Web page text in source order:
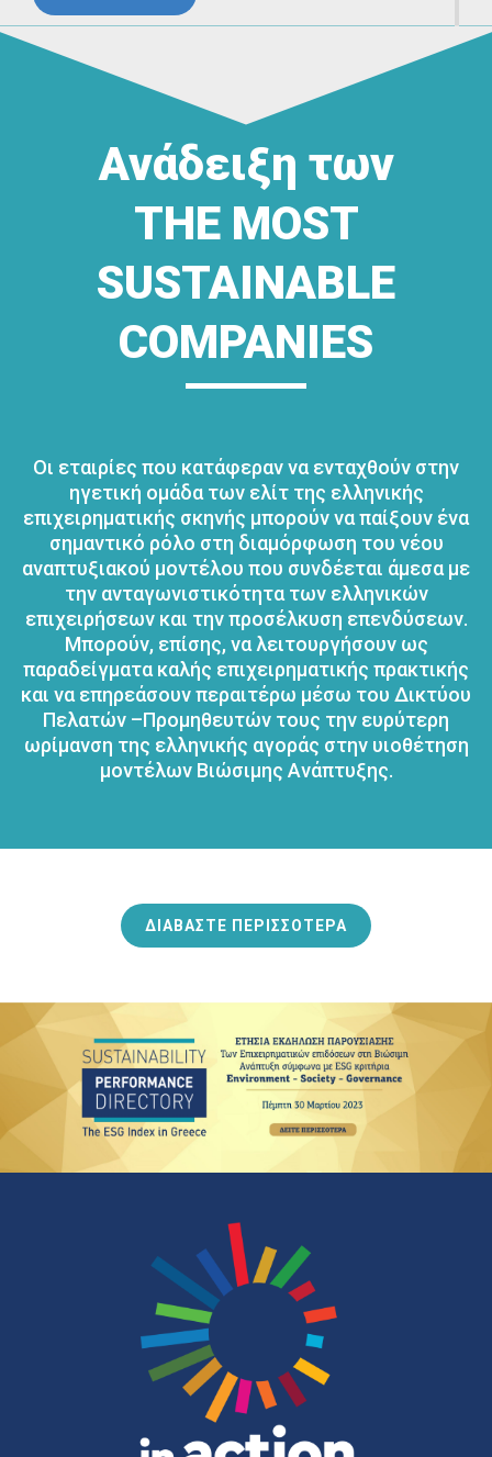
Ανάδειξη των
THE MOST
SUSTAINABLE
COMPANIES
Οι εταιρίες που κατάφεραν να ενταχθούν στην
ηγετική ομάδα των ελίτ της ελληνικής
επιχειρηματικής σκηνής μπορούν να παίξουν ένα
σημαντικό ρόλο στη διαμόρφωση του νέου
αναπτυξιακού μοντέλου που συνδέεται άμεσα με
την ανταγωνιστικότητα των ελληνικών
επιχειρήσεων και την προσέλκυση επενδύσεων.
Μπορούν, επίσης, να λειτουργήσουν ως
παραδείγματα καλής επιχειρηματικής πρακτικής
και να επηρεάσουν περαιτέρω μέσω του Δικτύου
Πελατών –Προμηθευτών τους την ευρύτερη
ωρίμανση της ελληνικής αγοράς στην υιοθέτηση
μοντέλων Βιώσιμης Ανάπτυξης.
ΔΙΑΒΑΣΤΕ ΠΕΡΙΣΣΟΤΕΡΑ